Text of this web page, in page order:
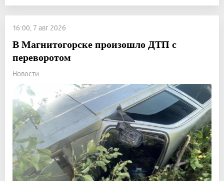
16:00, 7 авг 2026
В Магнитогорске произошло ДТП с
переворотом
Новости